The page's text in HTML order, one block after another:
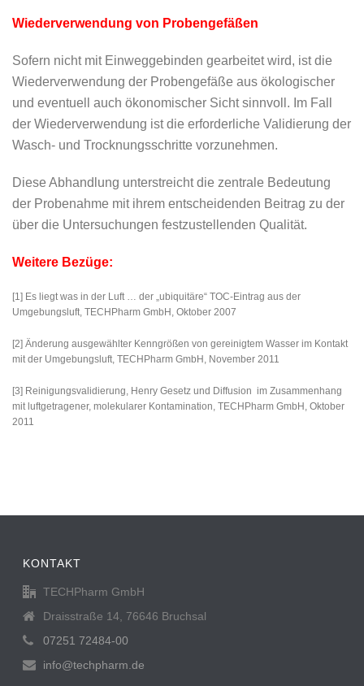
Wiederverwendung von Probengefäßen
Sofern nicht mit Einweggebinden gearbeitet wird, ist die
Wiederverwendung der Probengefäße aus ökologischer
und eventuell auch ökonomischer Sicht sinnvoll. Im Fall
der Wiederverwendung ist die erforderliche Validierung der
Wasch- und Trocknungsschritte vorzunehmen.
Diese Abhandlung unterstreicht die zentrale Bedeutung
der Probenahme mit ihrem entscheidenden Beitrag zu der
über die Untersuchungen festzustellenden Qualität.
Weitere Bezüge:
[1] Es liegt was in der Luft … der „ubiquitäre“ TOC-Eintrag aus der
Umgebungsluft, TECHPharm GmbH, Oktober 2007
[2] Änderung ausgewählter Kenngrößen von gereinigtem Wasser im Kontakt
mit der Umgebungsluft, TECHPharm GmbH, November 2011
[3] Reinigungsvalidierung, Henry Gesetz und Diffusion im Zusammenhang
mit luftgetragener, molekularer Kontamination, TECHPharm GmbH, Oktober
2011
KONTAKT
TECHPharm GmbH
Draisstraße 14, 76646 Bruchsal
07251 72484-00
info@techpharm.de